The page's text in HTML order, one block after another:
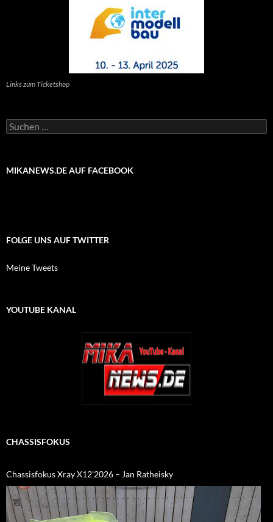
Links zum Ticketshop
Suchen
nach:
MIKANEWS.DE AUF FACEBOOK
FOLGE UNS AUF TWITTER
Meine Tweets
YOUTUBE KANAL
CHASSISFOKUS
Chassisfokus Xray X12’2026 – Jan Ratheisky